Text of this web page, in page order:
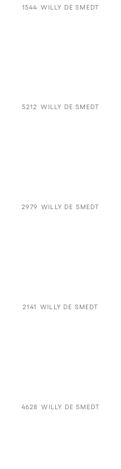
1544 WILLY DE SMEDT
5212 WILLY DE SMEDT
2979 WILLY DE SMEDT
2141 WILLY DE SMEDT
4628 WILLY DE SMEDT